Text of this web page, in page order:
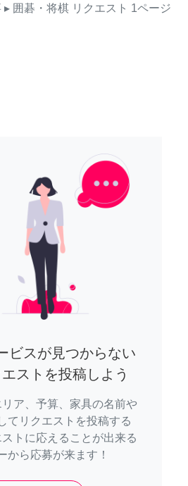
▸ 囲碁・将棋 リクエスト 1ページ
ビスが見つからない
ストを投稿しよう
ア、予算、家具の名前や
てリクエストを投稿する
トに応えることが出来る
から応募が来ます！